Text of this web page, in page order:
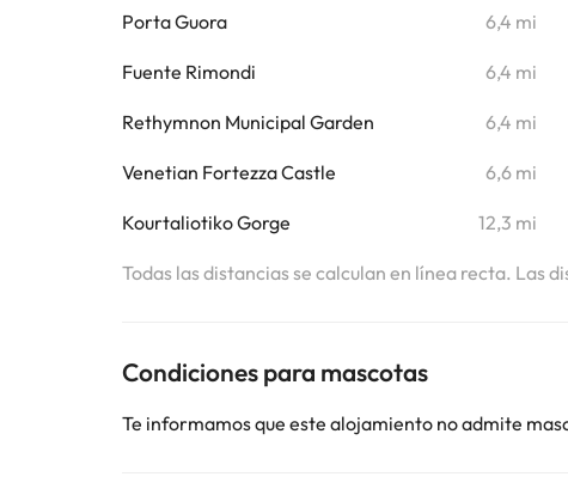
Porta Guora 6,4 mi
Fuente Rimondi 6,4 mi
Rethymnon Municipal Garden 6,4 mi
Venetian Fortezza Castle 6,6 mi
Kourtaliotiko Gorge 12,3 mi
Todas las distancias se calculan en línea recta. Las
Condiciones para mascotas
Te informamos que este alojamiento no admite